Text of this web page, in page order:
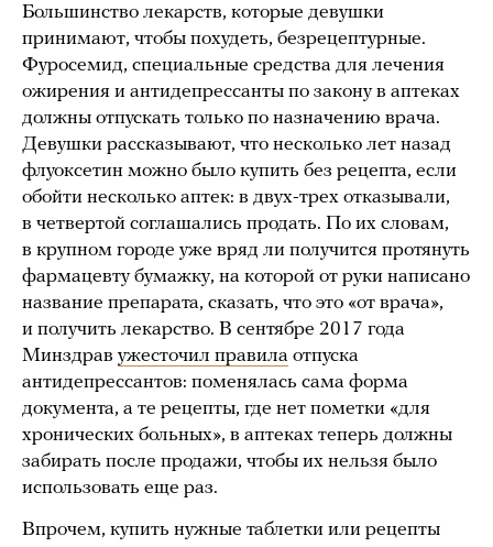
Большинство лекарств, которые девушки
принимают, чтобы похудеть, безрецептурные.
Фуросемид, специальные средства для лечения
ожирения и антидепрессанты по закону в аптеках
должны отпускать только по назначению врача.
Девушки рассказывают, что несколько лет назад
флуоксетин можно было купить без рецепта, если
обойти несколько аптек: в двух-трех отказывали,
в четвертой соглашались продать. По их словам,
в крупном городе уже вряд ли получится протянуть
фармацевту бумажку, на которой от руки написано
название препарата, сказать, что это «от врача»,
и получить лекарство. В сентябре 2017 года
Минздрав ужесточил правила отпуска
антидепрессантов: поменялась сама форма
документа, а те рецепты, где нет пометки «для
хронических больных», в аптеках теперь должны
забирать после продажи, чтобы их нельзя было
использовать еще раз.
Впрочем, купить нужные таблетки или рецепты